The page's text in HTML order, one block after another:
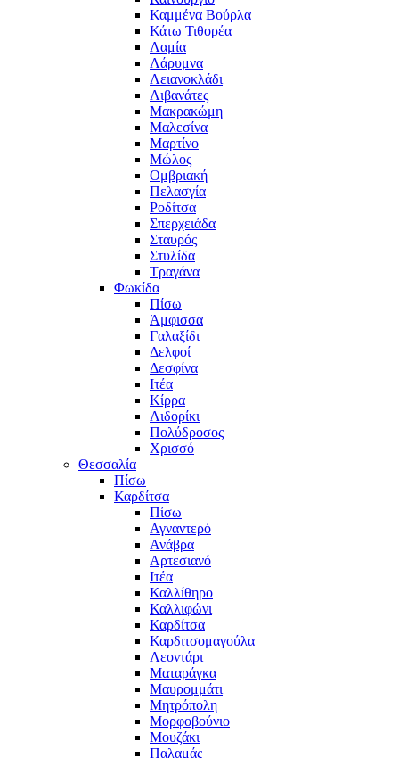
Καμμένα Βούρλα
Κάτω Τιθορέα
Λαμία
Λάρυμνα
Λειανοκλάδι
Λιβανάτες
Μακρακώμη
Μαλεσίνα
Μαρτίνο
Μώλος
Ομβριακή
Πελασγία
Ροδίτσα
Σπερχειάδα
Σταυρός
Στυλίδα
Τραγάνα
Φωκίδα
Πίσω
Άμφισσα
Γαλαξίδι
Δελφοί
Δεσφίνα
Ιτέα
Κίρρα
Λιδορίκι
Πολύδροσος
Χρισσό
Θεσσαλία
Πίσω
Καρδίτσα
Πίσω
Αγναντερό
Ανάβρα
Αρτεσιανό
Ιτέα
Καλλίθηρο
Καλλιφώνι
Καρδίτσα
Καρδιτσομαγούλα
Λεοντάρι
Ματαράγκα
Μαυρομμάτι
Μητρόπολη
Μορφοβούνιο
Μουζάκι
Παλαμάς